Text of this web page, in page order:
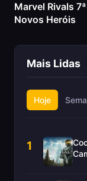
Marvel Rivals
Novos Heróis
Mais Lidas
Hoje
1